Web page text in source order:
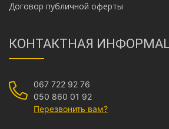
Договор публичной оферты
КОНТАКТНАЯ
067 722 92 76
050 860 01 92
Перезвонить вам?